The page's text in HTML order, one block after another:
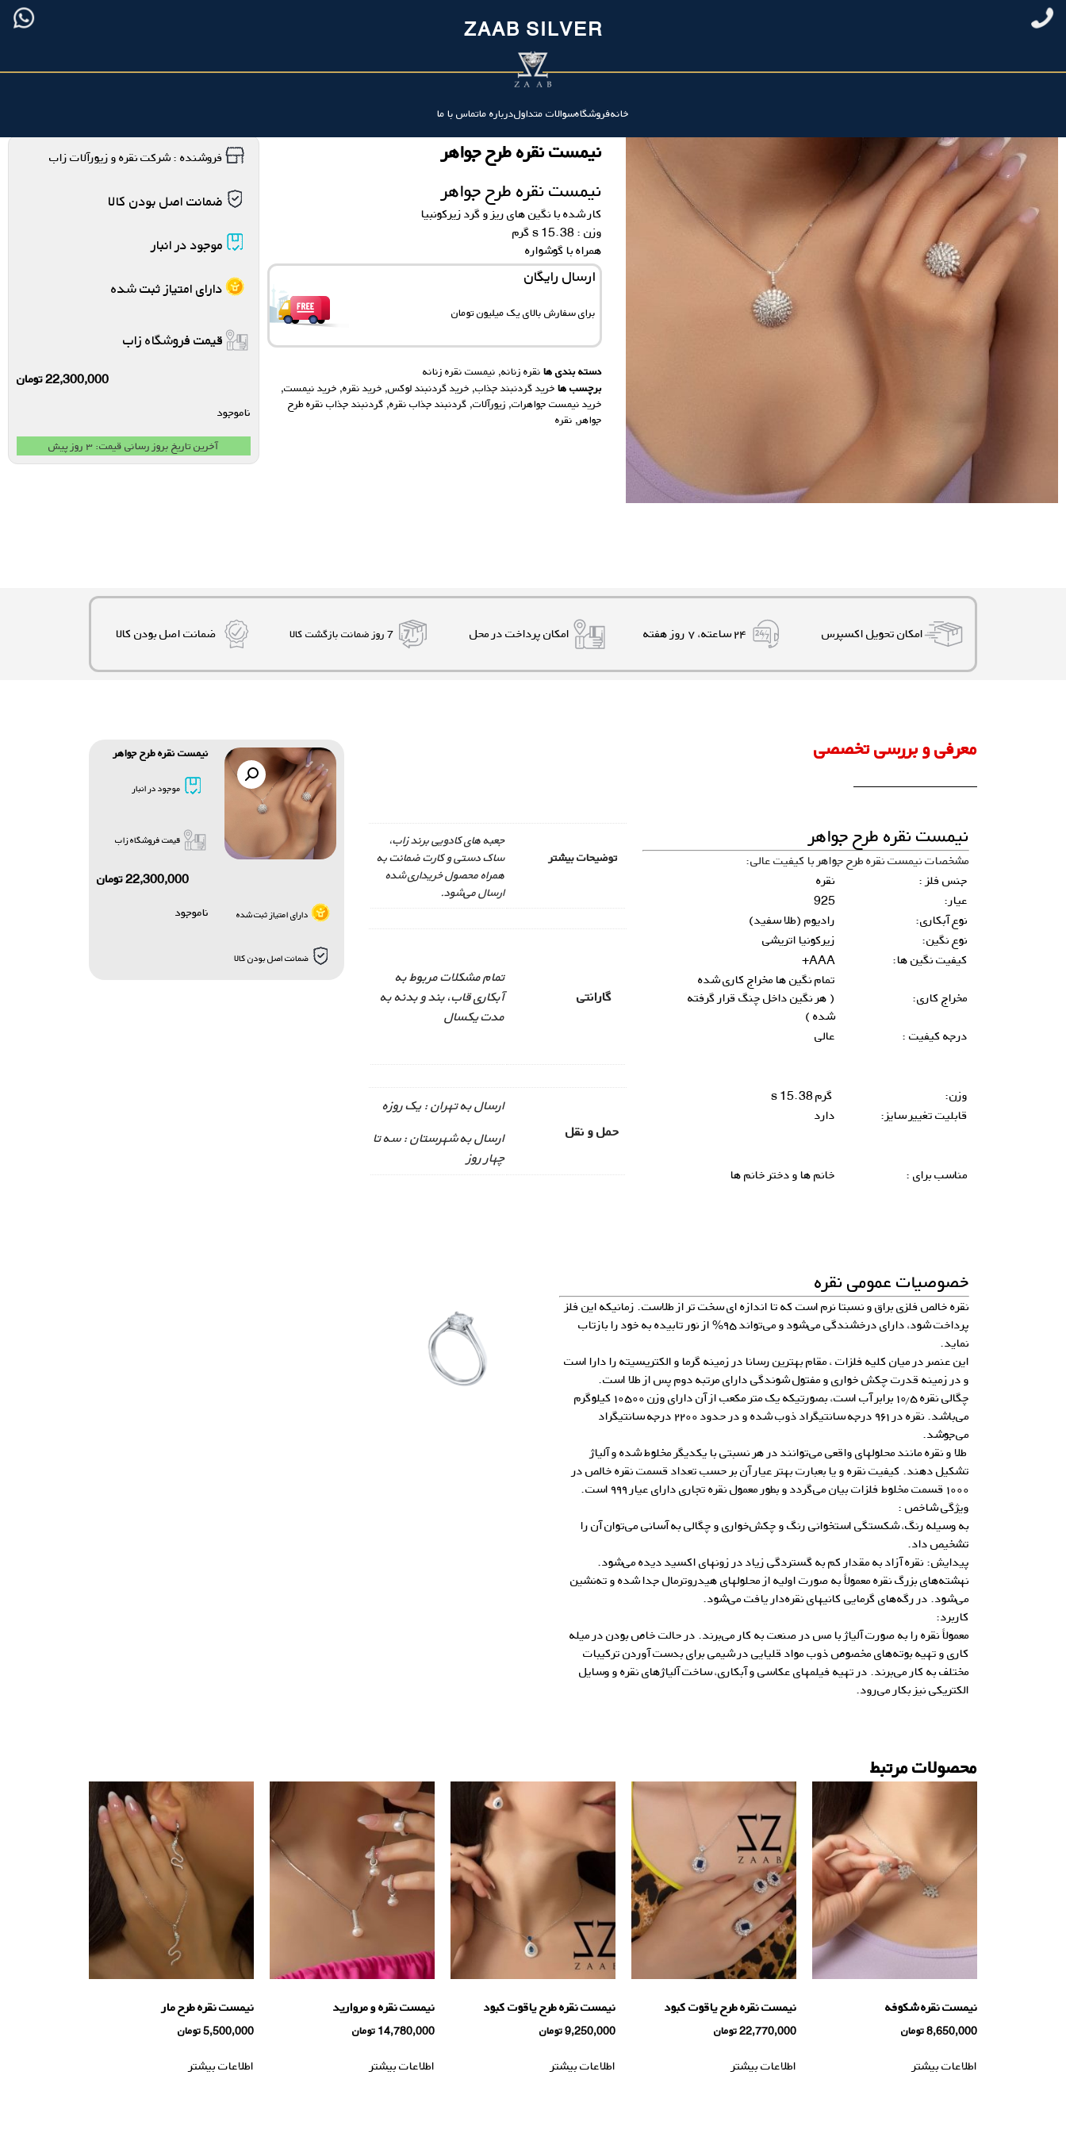
ZAAB SILVER
خانهفروشگاهسوالات متداولدرباره ماتماس با ما
خانه/
نیمست نقره طرح جواهر
نیمست نقره طرح جواهر
کار شده با نگین های ریز و گرد زیرکونبیا
وزن : 15.38 s گرم
همراه با گوشواره
ارسال رایگان
برای سفارش‌ بالای یک میلیون تومان
دسته بندی ها نقره زنانه, نیمست نقره زنانه
برچسب ها خرید گردنبند جذاب, خرید گردنبند لوکس, خرید نقره, خرید نیمست,
خرید نیمست جواهرات, زیورآلات, گردنبند جذاب نقره, گردنبند جذاب نقره طرح
جواهر, نقره
فروشنده : شرکت نقره و زیورآلات زاب
ضمانت اصل بودن کالا
موجود در انبار
دارای امتیاز ثبت شده
قیمت فروشگاه زاب
22,300,000تومان
ناموجود
آخرین تاریخ بروز رسانی قیمت: ۳ روز پیش
امکان تحویل اکسپرس ۲۴ ساعته، ۷ روز هفته امکان پرداخت در محل 7 روز ضمانت بازگشت کالا ضمانت اصل بودن کالا
معرفی و بررسی تخصصی
نیمست نقره طرح جواهر
مشخصات نیمست نقره طرح جواهر با کیفیت عالی:
جنس فلز :
نقره
عیار:
925
نوع آبکاری:
رادیوم (طلا سفید)
نوع نگین:
زیرکونیا اتریشی
کیفیت نگین ها:
AAA+
مخراج کاری:
تمام نگین ها مخراج کاری شده
( هر نگین داخل چنگ قرار گرفته
شده )
درجه کیفیت :
عالی
وزن:
گرم 15.38 s
قابلیت تغییر سایز:
دارد
مناسب برای : خانم ها و دختر خانم ها
توضیحات بیشتر
جعبه های کادویی برند زاب،
ساک دستی و کارت ضمانت به
همراه محصول خریداری شده
ارسال می‌شود.
گارانتی
تمام مشکلات مربوط به
آبکاری قاب، بند و بدنه به
مدت یکسال
حمل و نقل
ارسال به تهران : یک روزه
ارسال به شهرستان : سه تا
چهار روز
خصوصیات عمومی نقره
نقره خالص فلزی براق و نسبتا نرم است که تا اندازه ای سخت تر از طلاست. زمانیکه این فلز
پرداخت شود، دارای درخشندگی می‌شود و می‌تواند ۹۵% از نور تابیده به خود را بازتاب
نماید.
این عنصر در میان کلیه فلزات ، مقام بهترین رسانا در زمینه گرما و الکتریسیته را دارا است
و در زمینه قدرت چکش خواری و مفتول شوندگی دارای مرتبه دوم پس از طلا است.
چگالی نقره ۱۰٫۵ برابر آب است، بصورتیکه یک متر مکعب از آن دارای وزن ۱۰۵۰۰ کیلوگرم
می‌باشد. نقره در ۹۶۱ درجه سانتیگراد ذوب شده و در حدود ۲۲۰۰ درجه سانتیگراد
می‌جوشد.
طلا و نقره مانند محلولهای واقعی می‌توانند در هر نسبتی با یکدیگر مخلوط شده و آلیاژ
تشکیل دهند. کیفیت نقره و یا بعبارت بهتر عیار آن بر حسب تعداد قسمت نقره خالص در
۱۰۰۰ قسمت مخلوط فلزات بیان می‌گردد و بطور معمول نقره تجاری دارای عیار ۹۹۹ است.
ویژگی شاخص :
به وسیله رنگ، شکستگی استخوانی رنگ و چکش‌خواری و چگالی به آسانی می‌توان آن را
تشخیص داد.
پیدایش: نقره آزاد به مقدار کم به گستردگی زیاد در زونهای اکسید دیده می‌شود.
نهشته‌های بزرگ نقره معمولاً به صورت اولیه از محلولهای هیدروترمال جدا شده و ته‌‌نشین
می‌شود. در رگه‌های گرمایی کانیهای نقره‌دار یافت می‌شود.
کاربرد:
معمولاً نقره را به صورت آلیاژ با مس در صنعت به کار می‌برند. در حالت خاص بودن در میله
کاری و تهیه بوته‌های مخصوص ذوب مواد قلیایی در شیمی برای بدست آوردن ترکیبات
مختلف به کار می‌برند. در تهیه فیلمهای عکاسی و آبکاری، ساختآلیاژهای نقرهو وسایل
الکتریکی نیز بکار می‌رود.
دارای امتیاز ثبت شده
ضمانت اصل بودن کالا
نیمست نقره طرح جواهر
موجود در انبار
قیمت فروشگاه زاب
22,300,000تومان
ناموجود
محصولات مرتبط
نیمست نقره شکوفه
8,650,000تومان
اطلاعات بیشتر
نیمست نقره طرح ياقوت كبود
22,770,000تومان
اطلاعات بیشتر
نیمست نقره طرح ياقوت كبود
9,250,000تومان
اطلاعات بیشتر
نیمست نقره و مروارید
14,780,000 تومان
اطلاعات بیشتر
نیمست نقره طرح مار
5,500,000تومان
اطلاعات بیشتر